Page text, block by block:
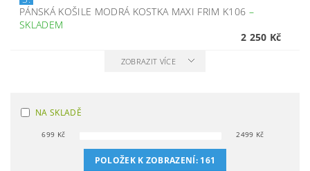
PÁNSKÁ KOŠILE MODRÁ KOSTKA MAXI FRIM K106 –
SKLADEM
2 250 Kč
ZOBRAZIT VÍCE
NA SKLADĚ
699 Kč 2499 Kč
POLOŽEK K ZOBRAZENÍ: 161